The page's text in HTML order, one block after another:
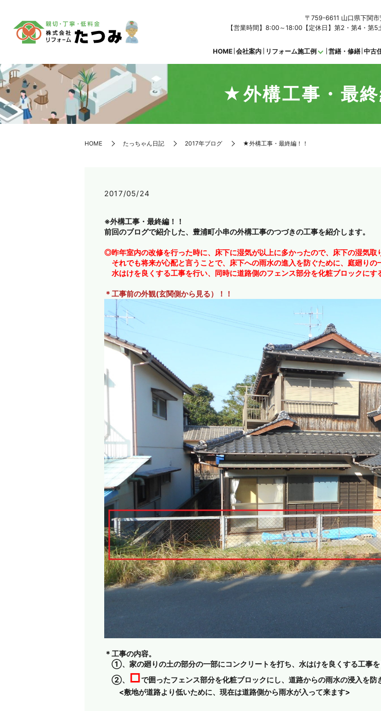
HOME 会社案内 リフォーム施工例 営繕・修繕 中古
〒759-6611 山口県下関
【営業時間】8:00～18:00【定休日】第2・第4・第5
★外構工事・最終
HOME たっちゃん日記 2017年ブログ ★外構工事・最終編！！
2017/05/24
※外構工事・最終編！！
前回のブログで紹介した、豊浦町小串の外構工事のつづきの工事を紹介します。
◎昨年室内の改修を行った時に、床下に湿気が以上に多かったので、床下の湿気取
それでも将来が心配と言うことで、床下への雨水の進入を防ぐために、庭廻りの
水はけを良くする工事を行い、同時に道路側のフェンス部分を化粧ブロックにす
＊工事前の外観(玄関側から見る）！！
＊工事の内容。
①、家の廻りの土の部分の一部にコンクリートを打ち、水はけを良くする工事を
②、
□で囲ったフェンス部分を化粧ブロックにし、道路からの雨水の浸入を防
<敷地が道路より低いために、現在は道路側から雨水が入って来ます>